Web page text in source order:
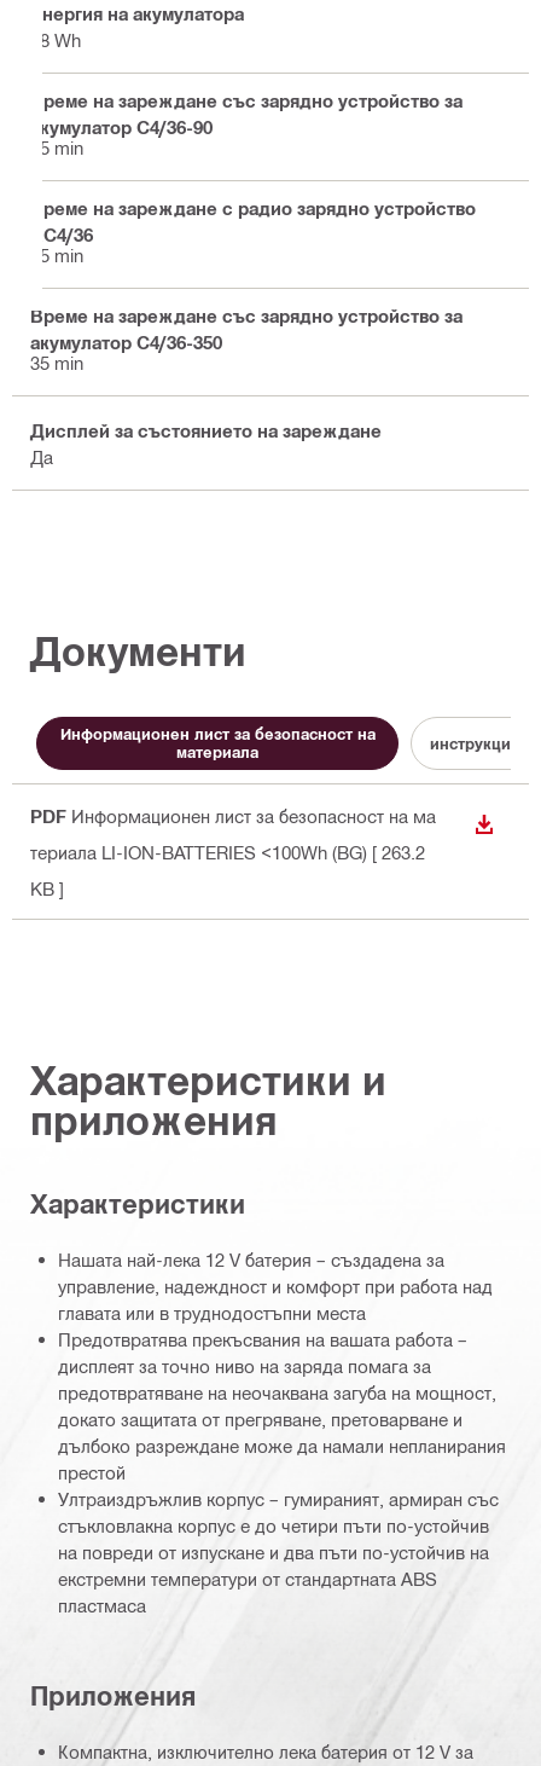
Енергия на акумулатора
28 Wh
Време на зареждане със зарядно устройство за
акумулатор C4/36-90
35 min
Време на зареждане с радио зарядно устройство
RC4/36
35 min
Време на зареждане със зарядно устройство за
акумулатор C4/36-350
35 min
Дисплей за състоянието на зареждане
Да
Документи
Информационен лист за безопасност на
материала
инструкция
PDF Информационен лист за безопасност на ма
териала LI-ION-BATTERIES <100Wh (BG) [ 263.2
KB ]
Характеристики и
приложения
Характеристики
Нашата най-лека 12 V батерия – създадена за
управление, надеждност и комфорт при работа над
главата или в труднодостъпни места
Предотвратява прекъсвания на вашата работа –
дисплеят за точно ниво на заряда помага за
предотвратяване на неочаквана загуба на мощност,
докато защитата от прегряване, претоварване и
дълбоко разреждане може да намали непланирания
престой
Ултраиздръжлив корпус – гумираният, армиран със
стъкловлакна корпус е до четири пъти по-устойчив
на повреди от изпускане и два пъти по-устойчив на
екстремни температури от стандартната ABS
пластмаса
Приложения
Компактна, изключително лека батерия от 12 V за